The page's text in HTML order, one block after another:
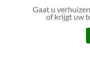
Gaat u
of krijgt uw